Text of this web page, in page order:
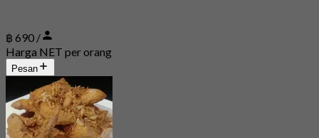
฿ 690 /
Harga NET per orang
Pesan